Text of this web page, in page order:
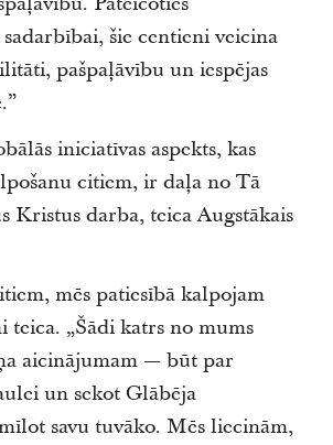
šie centieni veicina
pašpaļāvību un iespējas
iniciatīvas aspekts, kas
citiem, ir daļa no Tā
Kristus darba, teica Augstākais
mēs patiesībā kalpojam
teica. „Šādi katrs no mums
aicinājumam ― būt par
un sekot Glābēja
savu tuvāko. Mēs liecinām,